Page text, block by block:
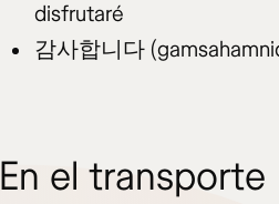
disfrutaré
감사합니다
En el transporte